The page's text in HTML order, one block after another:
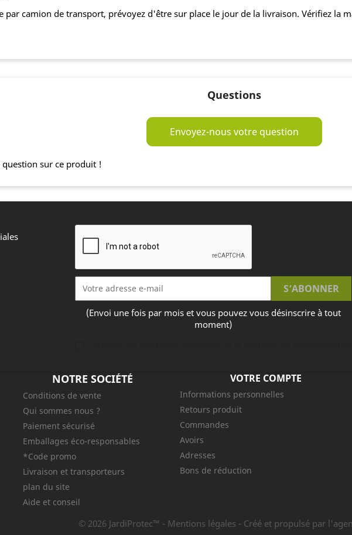
par camion de transport, prévoyez d'être sur place le jour de la livraison. Vérifiez la
Questions
Envoyez-nous votre question
sur ce produit !
(Envoi une fois par mois et vous pouvez vous désinscrire à tout
moment)
NOTRE SOCIÉTÉ
Conditions de vente
Qui sommes nous ?
Paiement sécurisé
Emballages éco-responsables
*Code promo
Livraison et transporteurs
plan du site
Aide et conseil
VOTRE COMPTE
Informations personnelles
Retours produit
Commandes
Avoirs
Adresses
Bons de réduction
© 2026 JardiProtec™ - Mentions légales - Créé et propulsé par